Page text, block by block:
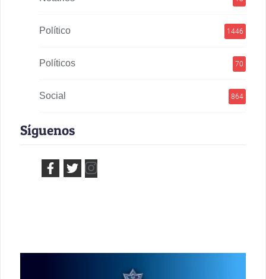
Político 1446
Políticos 70
Social 864
Síguenos